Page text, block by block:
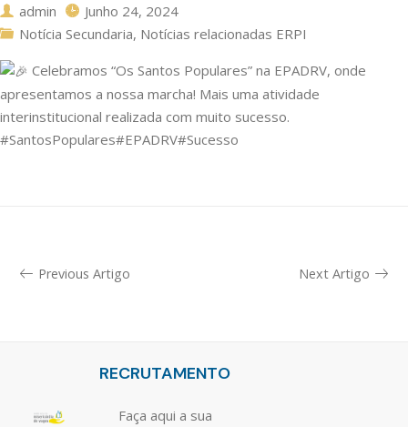
admin
Junho 24, 2024
Notícia Secundaria, Notícias relacionadas ERPI
Celebramos “Os Santos Populares” na EPADRV, onde
apresentamos a nossa marcha! Mais uma atividade
interinstitucional realizada com muito sucesso.
#SantosPopulares#EPADRV#Sucesso
Previous Artigo Next Artigo
RECRUTAMENTO
Faça aqui a sua